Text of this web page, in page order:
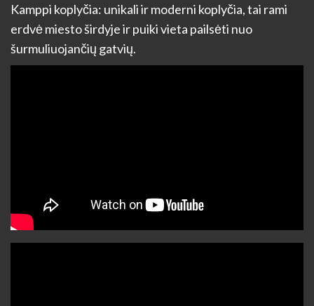
Kamppi koplyčia: unikali ir moderni koplyčia, tai rami
erdvė miesto širdyje ir puiki vieta pailsėti nuo
šurmuliuojančių gatvių.